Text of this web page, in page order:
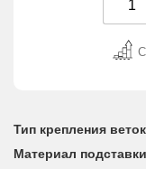
Тип крепления веток
Материал подставки
СЕРТИФИКАТЫ